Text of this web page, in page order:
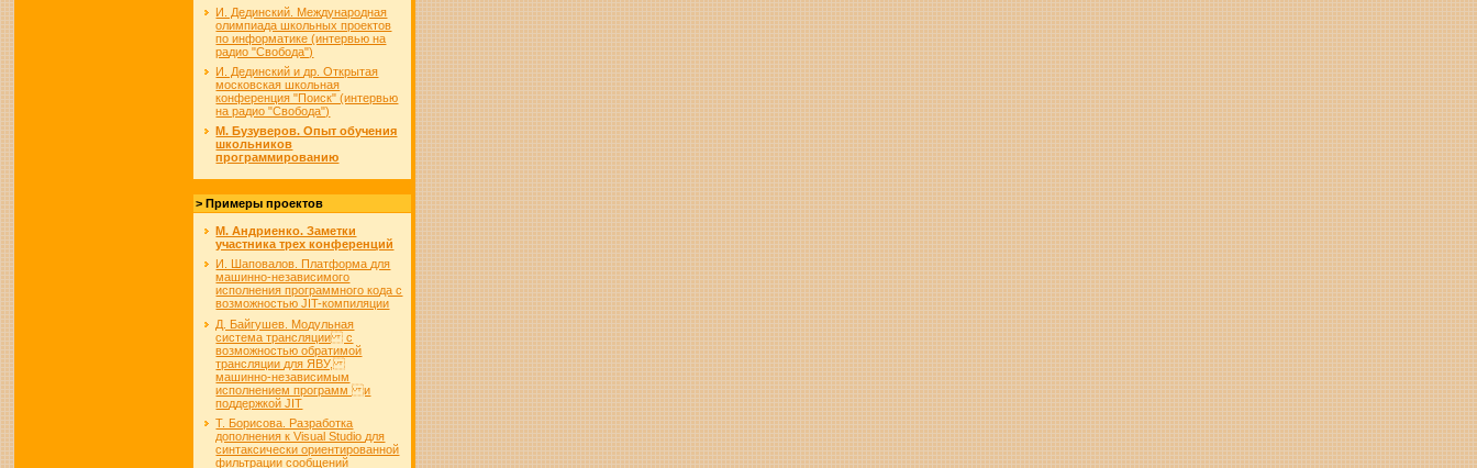
И. Дединский. Международная
олимпиада школьных проектов
по информатике (интервью на
радио "Свобода")
И. Дединский и др. Открытая
московская школьная
конференция "Поиск" (интервью
на радио "Свобода")
М. Бузуверов. Опыт обучения
школьников
программированию
> Примеры проектов
М. Андриенко. Заметки
участника трех конференций
И. Шаповалов. Платформа для
машинно-независимого
исполнения программного кода с
возможностью JIT-компиляции
Д. Байгушев. Модульная
система трансляции с
возможностью обратимой
трансляции для ЯВУ,
машинно-независимым
исполнением программ и
поддержкой JIT
Т. Борисова. Разработка
дополнения к Visual Studio для
синтаксически ориентированной
фильтрации сообщений